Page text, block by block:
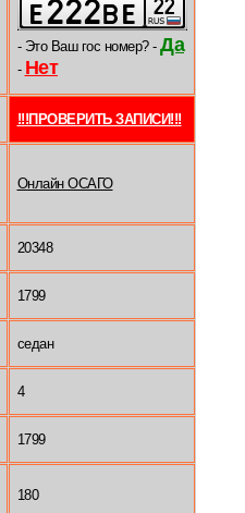
- Это Ваш гос номер? - Да
- Нет
!!!ПРОВЕРИТЬ ЗАПИСИ!!!
Онлайн ОСАГО
20348
1799
седан
4
1799
180